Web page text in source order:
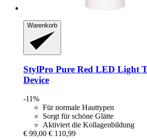
Warenkorb
StylPro Pure Red LED Light
Device
-11%
Für normale Hauttypen
Sorgt für schöne Glätte
Aktiviert die Kollagenbildung
€ 99,00 € 110,99